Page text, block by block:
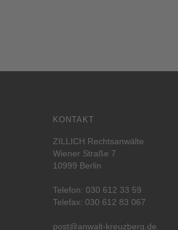
KONTAKT
ZILLICH Rechtsanwälte
Wiener Straße 7
10999 Berlin
Telefon: 030 612 33 59
Telefax: 030 612 83 067
post@anwalt-kreuzberg.de